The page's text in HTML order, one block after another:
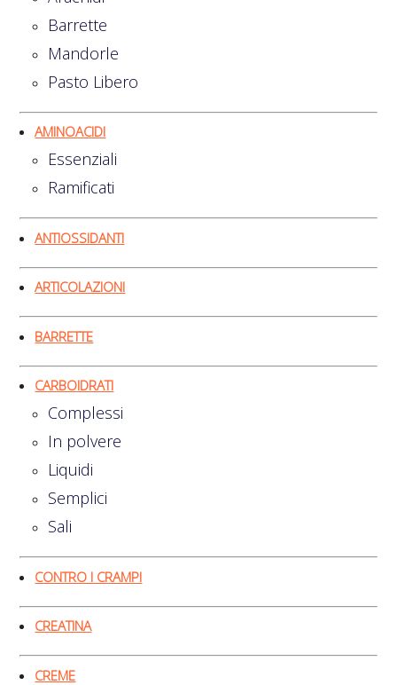
Barrette
Mandorle
Pasto Libero
AMINOACIDI
Essenziali
Ramificati
ANTIOSSIDANTI
ARTICOLAZIONI
BARRETTE
CARBOIDRATI
Complessi
In polvere
Liquidi
Semplici
Sali
CONTRO I CRAMPI
CREATINA
CREME